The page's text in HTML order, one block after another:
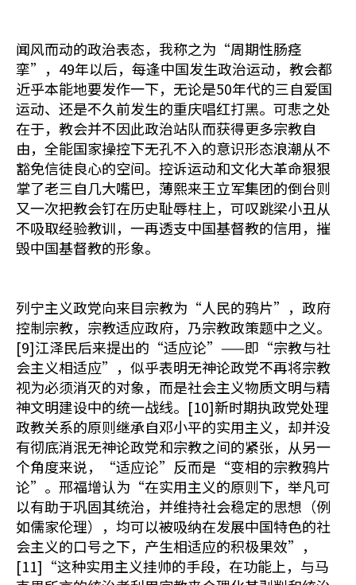
闻风而动的政治表态，我称之为“周期性肠痉
挛”，49年以后，每逢中国发生政治运动，教会都
近乎本能地要发作一下，无论是50年代的三自爱国
运动、还是不久前发生的重庆唱红打黑。可悲之处
在于，教会并不因此政治站队而获得更多宗教自
由，全能国家操控下无孔不入的意识形态浪潮从不
豁免信徒良心的空间。控诉运动和文化大革命狠狠
掌了老三自几大嘴巴，薄熙来王立军集团的倒台则
又一次把教会钉在历史耻辱柱上，可叹跳梁小丑从
不吸取经验教训，一再透支中国基督教的信用，摧
毁中国基督教的形象。
列宁主义政党向来目宗教为“人民的鸦片”，政府
控制宗教，宗教适应政府，乃宗教政策题中之义。
[9]江泽民后来提出的“适应论”——即“宗教与社
会主义相适应”，似乎表明无神论政党不再将宗教
视为必须消灭的对象，而是社会主义物质文明与精
神文明建设中的统一战线。[10]新时期执政党处理
政教关系的原则继承自邓小平的实用主义，却并没
有彻底消泯无神论政党和宗教之间的紧张，从另一
个角度来说，“适应论”反而是“变相的宗教鸦片
论”。邢福增认为“在实用主义的原则下，举凡可
以有助于巩固其统治，并维持社会稳定的思想（例
如儒家伦理），均可以被吸纳在发展中国特色的社
会主义的口号之下，产生相适应的积极果效”，
[11]“这种实用主义挂帅的手段，在功能上，与马